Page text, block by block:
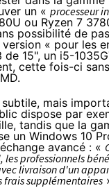
un « processeur
ou Ryzen 7
possibilité de
« pour les
de 15", un i5-
cette fois-ci
mais
dispose par
tandis que la
un Windows 10
avancé : «
professionnels
livraison d'un
frais supplémentaires